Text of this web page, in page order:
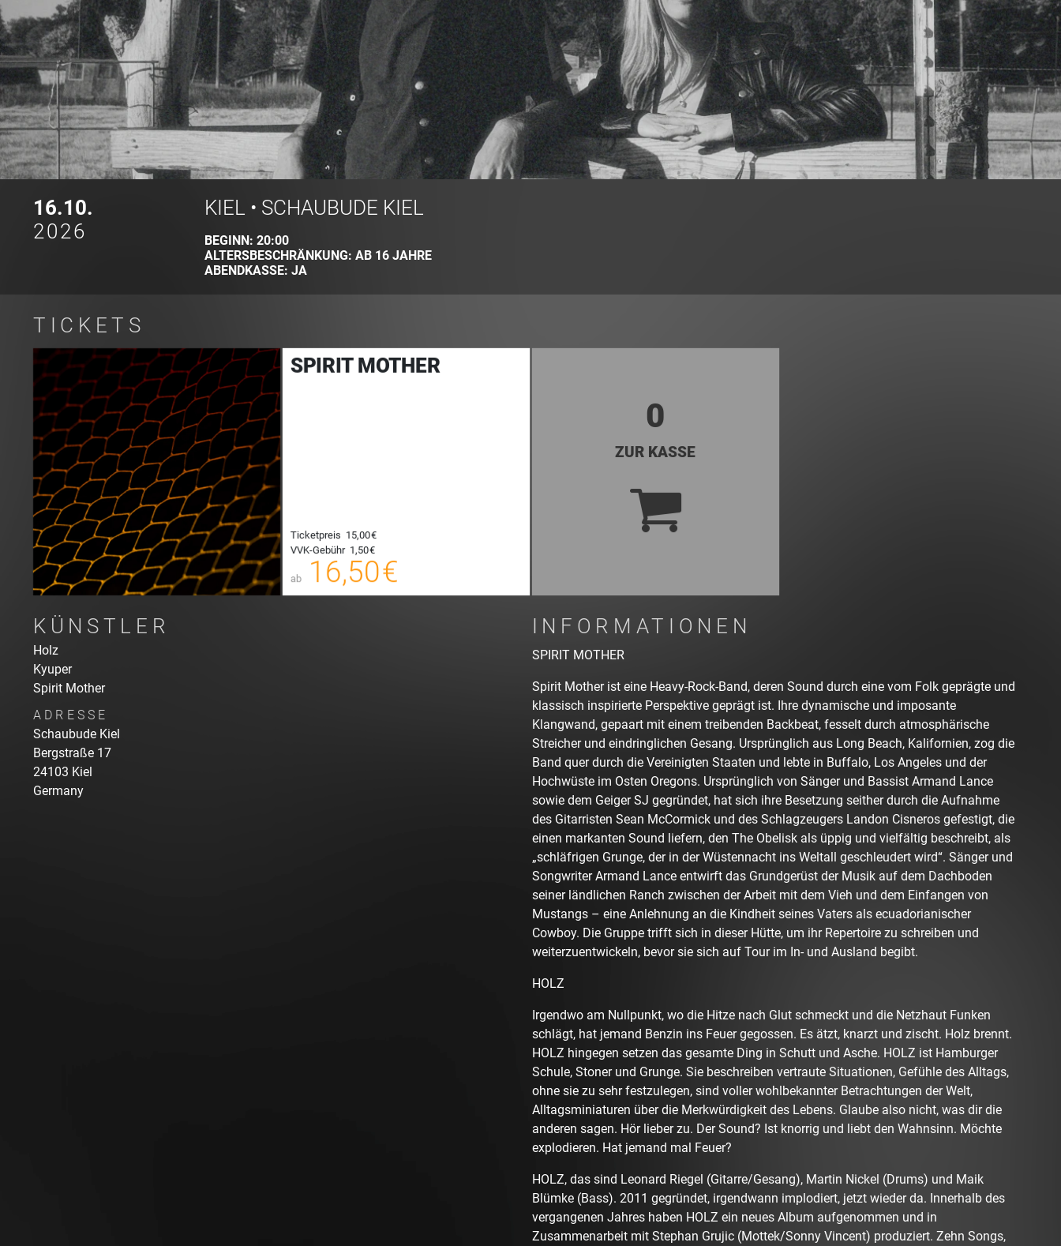
16.10.
2026
KIEL • SCHAUBUDE KIEL
BEGINN: 20:00
ALTERSBESCHRÄNKUNG: AB 16 JAHRE
ABENDKASSE: JA
TICKETS
SPIRIT MOTHER
Ticketpreis 15,00 €
VVK-Gebühr 1,50 €
ab 16,50 €
00
0
ZUR KASSE
KÜNSTLER
Holz
Kyuper
Spirit Mother
ADRESSE
Schaubude Kiel
Bergstraße 17
24103 Kiel
Germany
INFORMATIONEN
SPIRIT MOTHER
Spirit Mother ist eine Heavy-Rock-Band, deren Sound durch eine vom Folk geprägte und
klassisch inspirierte Perspektive geprägt ist. Ihre dynamische und imposante
Klangwand, gepaart mit einem treibenden Backbeat, fesselt durch atmosphärische
Streicher und eindringlichen Gesang. Ursprünglich aus Long Beach, Kalifornien, zog die
Band quer durch die Vereinigten Staaten und lebte in Buffalo, Los Angeles und der
Hochwüste im Osten Oregons. Ursprünglich von Sänger und Bassist Armand Lance
sowie dem Geiger SJ gegründet, hat sich ihre Besetzung seither durch die Aufnahme
des Gitarristen Sean McCormick und des Schlagzeugers Landon Cisneros gefestigt, die
einen markanten Sound liefern, den The Obelisk als üppig und vielfältig beschreibt, als
„schläfrigen Grunge, der in der Wüstennacht ins Weltall geschleudert wird“. Sänger und
Songwriter Armand Lance entwirft das Grundgerüst der Musik auf dem Dachboden
seiner ländlichen Ranch zwischen der Arbeit mit dem Vieh und dem Einfangen von
Mustangs – eine Anlehnung an die Kindheit seines Vaters als ecuadorianischer
Cowboy. Die Gruppe trifft sich in dieser Hütte, um ihr Repertoire zu schreiben und
weiterzuentwickeln, bevor sie sich auf Tour im In- und Ausland begibt.
HOLZ
Irgendwo am Nullpunkt, wo die Hitze nach Glut schmeckt und die Netzhaut Funken
schlägt, hat jemand Benzin ins Feuer gegossen. Es ätzt, knarzt und zischt. Holz brennt.
HOLZ hingegen setzen das gesamte Ding in Schutt und Asche. HOLZ ist Hamburger
Schule, Stoner und Grunge. Sie beschreiben vertraute Situationen, Gefühle des Alltags,
ohne sie zu sehr festzulegen, sind voller wohlbekannter Betrachtungen der Welt,
Alltagsminiaturen über die Merkwürdigkeit des Lebens. Glaube also nicht, was dir die
anderen sagen. Hör lieber zu. Der Sound? Ist knorrig und liebt den Wahnsinn. Möchte
explodieren. Hat jemand mal Feuer?
HOLZ, das sind Leonard Riegel (Gitarre/Gesang), Martin Nickel (Drums) und Maik
Blümke (Bass). 2011 gegründet, irgendwann implodiert, jetzt wieder da. Innerhalb des
vergangenen Jahres haben HOLZ ein neues Album aufgenommen und in
Zusammenarbeit mit Stephan Grujic (Mottek/Sonny Vincent) produziert. Zehn Songs,